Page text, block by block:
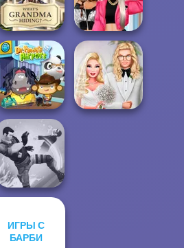
What Is Grandma
Hiding
BFFs Vs Bullies:
Fashion Rival...
Dr. Panda Airport
ИГРЫ С
БАРБИ